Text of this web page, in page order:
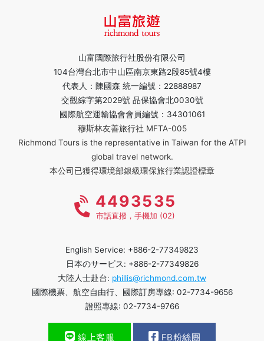
山富國際旅行社股份有限公司
104台灣台北市中山區南京東路2段85號4樓
代表人：陳國森 統一編號：22888987
交觀綜字第2029號 品保協會北0030號
國際航空運輸協會會員編號：34301061
穆斯林友善旅行社 MFTA-005
Richmond Tours is the representative in Taiwan for the ATPI
global travel network.
本公司已獲得環境部銀級環保旅行業認證標章
4493535
市話直撥，手機加 (02)
English Service: +886-2-77349823
日本のサービス: +886-2-77349826
大陸人士赴台: phillis@richmond.com.tw
國際機票、航空自由行、國際訂房專線: 02-7734-9656
證照專線: 02-7734-9766
線上客服 FB粉絲團